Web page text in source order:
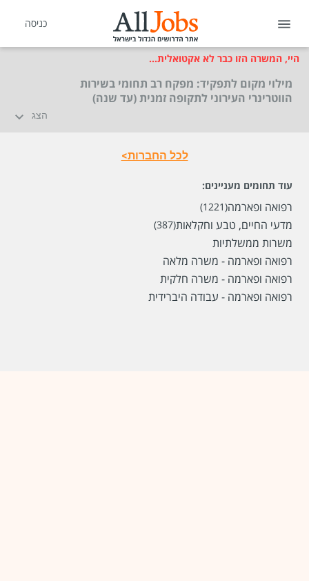
כניסה
היי, המשרה הזו כבר לא אקטואלית...
מילוי מקום לתפקיד: מפקח רב תחומי בשירות
הווטרינרי העירוני לתקופה זמנית (עד שנה)
הצג
לכל החברות>
עוד תחומים מעניינים:
רפואה ופארמה(1221)
מדעי החיים, טבע וחקלאות(387)
משרות ממשלתיות
רפואה ופארמה - משרה מלאה
רפואה ופארמה - משרה חלקית
רפואה ופארמה - עבודה היברידית